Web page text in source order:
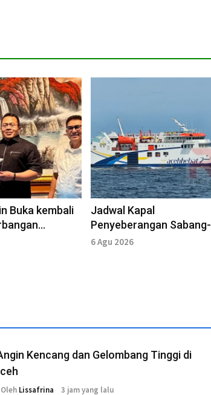
Buka kembali
Jadwal Kapal
Penyeberangan Sabang-
Banda Aceh 6 Agustus
6 Agu 2026
Kencang dan Gelombang Tinggi di
Oleh Lissafrina 3 jam yang lalu